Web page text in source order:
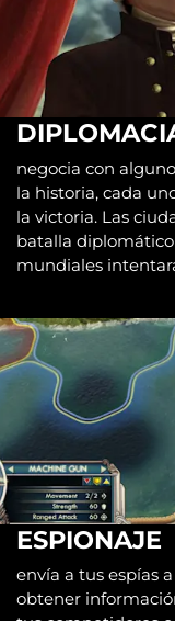
negocia con
la historia, cada
la victoria. Las
batalla
mundiales
ESPIONAJE
envía a tus espías
obtener